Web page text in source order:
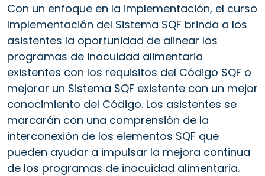
Con un enfoque en la implementación, el curso
Implementación del Sistema SQF brinda a los
asistentes la oportunidad de alinear los
programas de inocuidad alimentaria
existentes con los requisitos del Código SQF o
mejorar un Sistema SQF existente con un mejor
conocimiento del Código. Los asistentes se
marcarán con una comprensión de la
interconexión de los elementos SQF que
pueden ayudar a impulsar la mejora continua
de los programas de inocuidad alimentaria.